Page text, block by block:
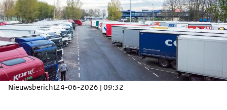
Nieuwsbericht24-06-2026 | 09:32